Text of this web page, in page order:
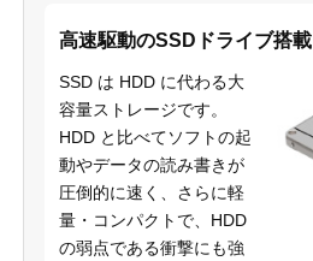
高速駆動のSSDドライブ搭載
SSD は HDD に代わる大
容量ストレージです。
HDD と比べてソフトの起
動やデータの読み書きが
圧倒的に速く、さらに軽
量・コンパクトで、HDD
の弱点である衝撃にも強